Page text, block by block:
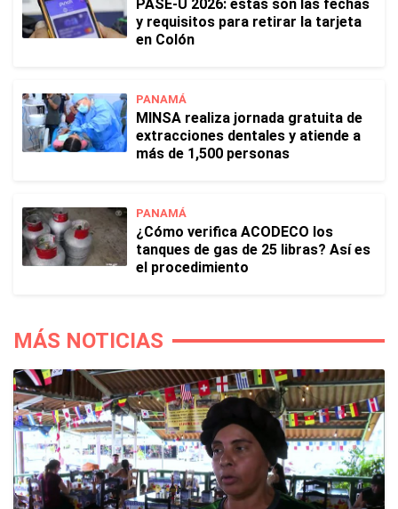
PASE-U 2026: estas son las fechas
y requisitos para retirar la tarjeta
en Colón
PANAMÁ
MINSA realiza jornada gratuita de
extracciones dentales y atiende a
más de 1,500 personas
PANAMÁ
¿Cómo verifica ACODECO los
tanques de gas de 25 libras? Así es
el procedimiento
MÁS NOTICIAS